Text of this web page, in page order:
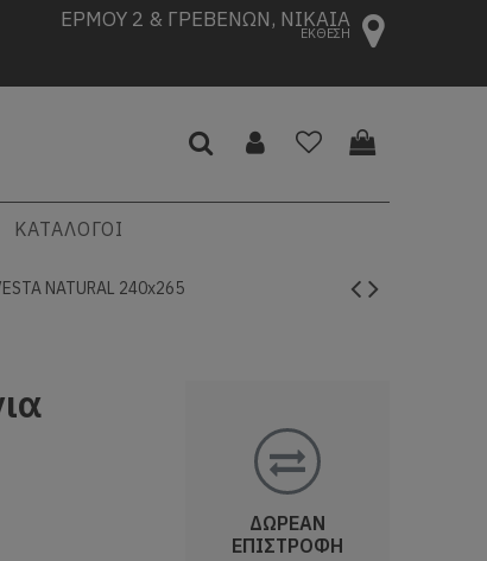
ΕΡΜΟΥ 2 & ΓΡΕΒΕΝΩΝ, ΝΙΚΑΙΑ
ΕΚΘΕΣΗ
ΚΑΤΑΛΟΓΟΙ
NATURAL 240x265
ΔΩΡΕΑΝ
ΕΠΙΣΤΡΟΦΗ